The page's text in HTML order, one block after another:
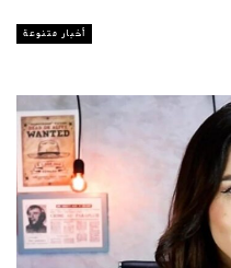
أخبار متنوعة